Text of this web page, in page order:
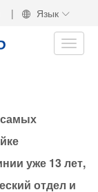
| Язык
Toggle
самых
уже 13 лет,
отдел и